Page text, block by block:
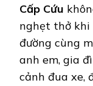
Cấp Cứu
nghẹt thở khi
đường cùng
anh em, gia
cảnh đua xe,